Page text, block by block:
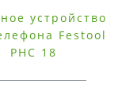
устройство
Festool
PHC 18